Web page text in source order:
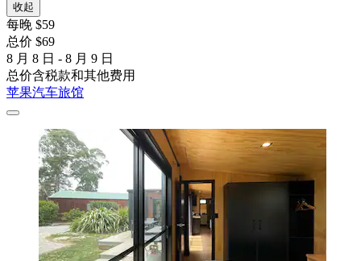
收起
每晚 $59
总价 $69
8 月 8 日 - 8 月 9 日
总价含税款和其他费用
苹果汽车旅馆